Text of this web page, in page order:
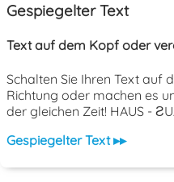
Gespiegelter Text
Text auf dem Kopf oder
Schalten Sie Ihren Text auf
Richtung oder machen es
der gleichen Zeit! HAUS -
Gespiegelter Text ▸▸